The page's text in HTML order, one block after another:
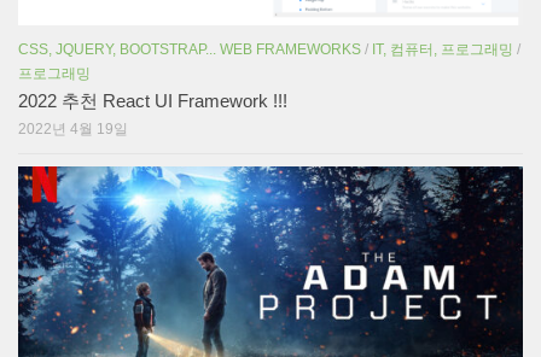
CSS, JQUERY, BOOTSTRAP... WEB FRAMEWORKS / IT, 컴퓨터, 프로그래밍 /
프로그래밍
2022 추천 React UI Framework !!!
2022년 4월 19일